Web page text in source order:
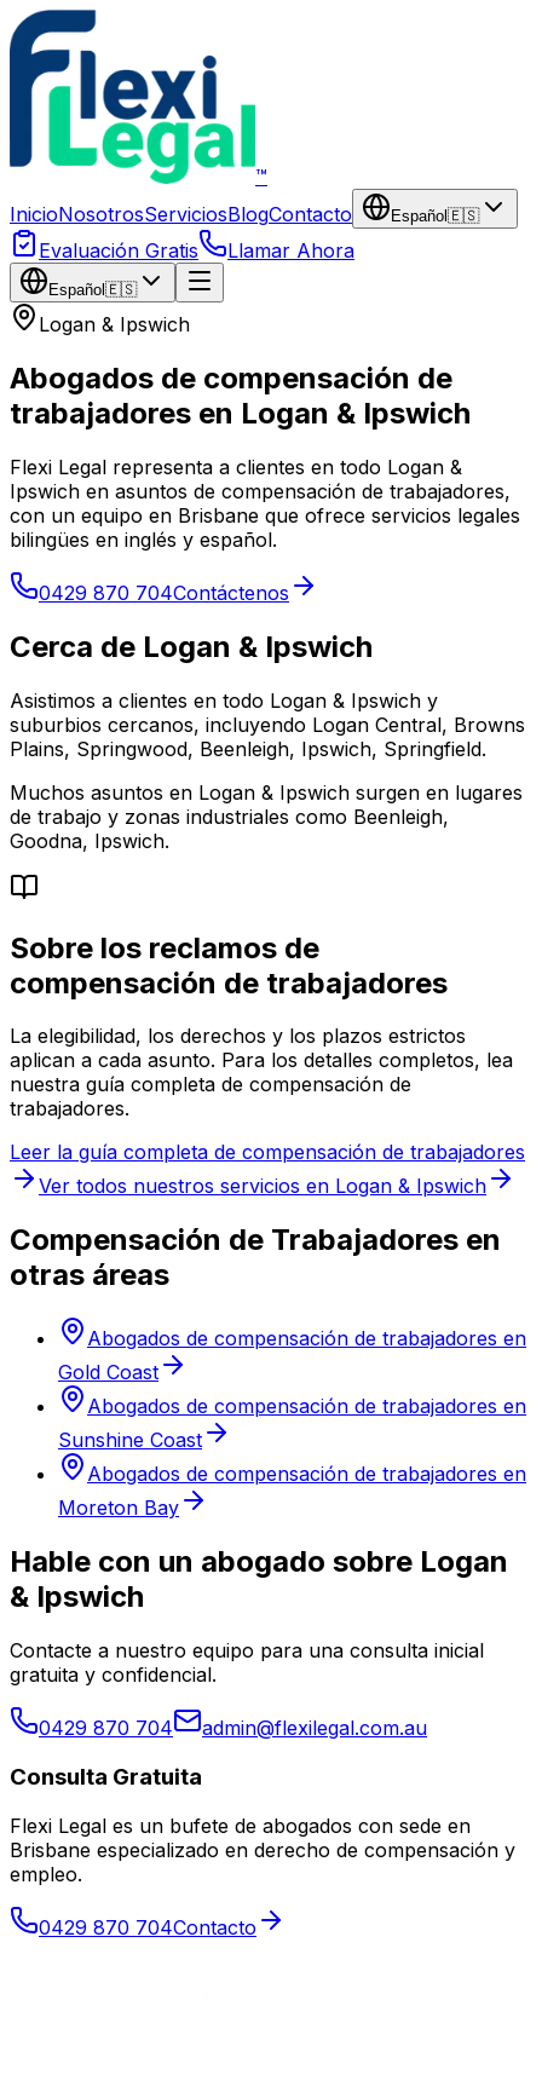
Saltar al contenido principal
™
InicioNosotrosServiciosBlogContacto Español 🇪🇸
Evaluación Gratis Llamar Ahora
Español 🇪🇸
Logan & Ipswich
Abogados de compensación de
trabajadores en Logan & Ipswich
Flexi Legal representa a clientes en todo Logan &
Ipswich en asuntos de compensación de trabajadores,
con un equipo en Brisbane que ofrece servicios legales
bilingües en inglés y español.
0429 870 704Contáctenos
Cerca de Logan & Ipswich
Asistimos a clientes en todo Logan & Ipswich y
suburbios cercanos, incluyendo Logan Central, Browns
Plains, Springwood, Beenleigh, Ipswich, Springfield.
Muchos asuntos en Logan & Ipswich surgen en lugares
de trabajo y zonas industriales como Beenleigh,
Goodna, Ipswich.
Sobre los reclamos de
compensación de trabajadores
La elegibilidad, los derechos y los plazos estrictos
aplican a cada asunto. Para los detalles completos, lea
nuestra guía completa de compensación de
trabajadores.
Leer la guía completa de compensación de trabajadores
Ver todos nuestros servicios en Logan & Ipswich
Compensación de Trabajadores en
otras áreas
Abogados de compensación de trabajadores en
Gold Coast
Abogados de compensación de trabajadores en
Sunshine Coast
Abogados de compensación de trabajadores en
Moreton Bay
Hable con un abogado sobre Logan
& Ipswich
Contacte a nuestro equipo para una consulta inicial
gratuita y confidencial.
0429 870 704 admin@flexilegal.com.au
Consulta Gratuita
Flexi Legal es un bufete de abogados con sede en
Brisbane especializado en derecho de compensación y
empleo.
0429 870 704Contacto